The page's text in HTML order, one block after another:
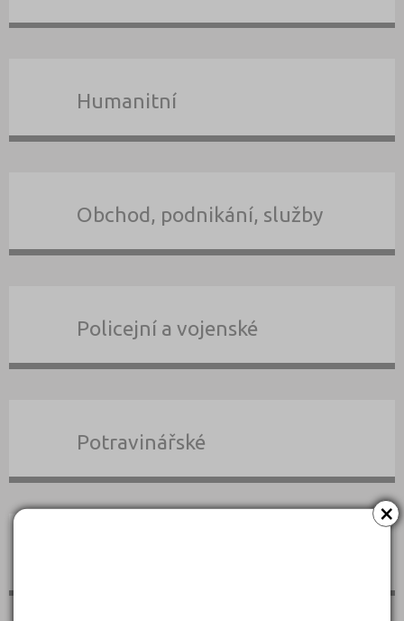
×
Humanitní
Obchod, podnikání, služby
Policejní a vojenské
Potravinářské